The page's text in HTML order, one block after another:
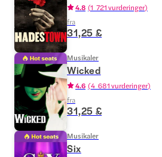
4.8 (1 721 vurderinger)
fra
31,25 £
Musikaler
Wicked
4.6 (4 681 vurderinger)
fra
31,25 £
Musikaler
Six